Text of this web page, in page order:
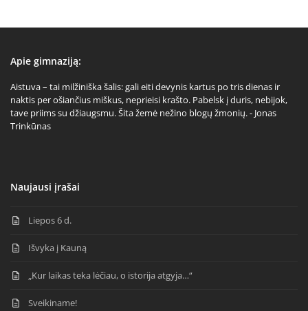
Apie gimnaziją:
Aistuva – tai milžiniška šalis: gali eiti devynis kartus po tris dienas ir
naktis per ošiančius miškus, neprieisi krašto. Pabelsk į duris, nebijok,
tave priims su džiaugsmu. Šita žemė nežino blogų žmonių. - Jonas
Trinkūnas
Naujausi įrašai
Liepos 6 d.
Išvyka į Kauną
„Kur laikas teka lėčiau, o istorija atgyja…“
Sveikiname!